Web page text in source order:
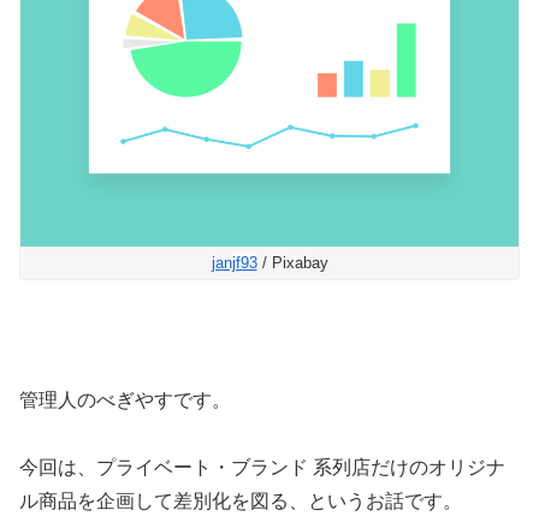
janjf93/ Pixabay
管理人のべぎやすです。
今回は、プライベート・ブランド 系列店だけのオリジナ
ル商品を企画して差別化を図る、というお話です。